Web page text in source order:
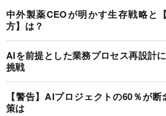
中外製薬CEOが明かす生存戦略と
方】は？
AIを前提とした業務プロセス再設計
挑戦
【警告】AIプロジェクトの60％が
策は